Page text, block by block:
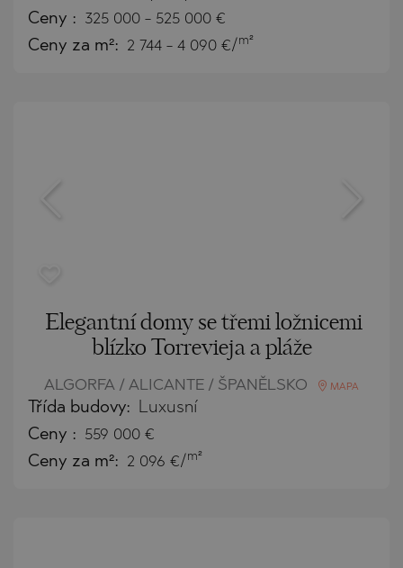
Ceny : 325 000 - 525 000 €
Ceny za m²: 2 744 - 4 090 €/ m²
Elegantní domy se třemi ložnicemi
blízko Torrevieja a pláže
ALGORFA / ALICANTE / ŠPANĚLSKO MAPA
Třída budovy: Luxusní
Ceny : 559 000 €
Ceny za m²: 2 096 €/ m²